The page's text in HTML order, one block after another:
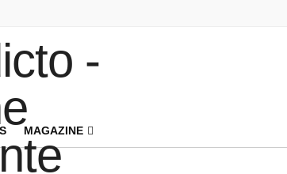
MAGAZINE